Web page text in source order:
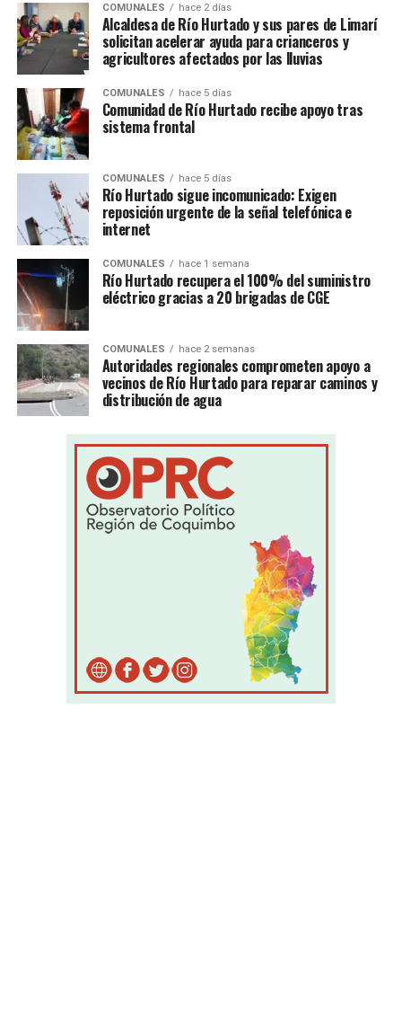
COMUNALES hace 2 días
Alcaldesa de Río Hurtado y sus pares de Limarí
solicitan acelerar ayuda para crianceros y
agricultores afectados por las lluvias
COMUNALES hace 5 días
Comunidad de Río Hurtado recibe apoyo tras
sistema frontal
COMUNALES hace 5 días
Río Hurtado sigue incomunicado: Exigen
reposición urgente de la señal telefónica e
internet
COMUNALES hace 1 semana
Río Hurtado recupera el 100% del suministro
eléctrico gracias a 20 brigadas de CGE
COMUNALES hace 2 semanas
Autoridades regionales comprometen apoyo a
vecinos de Río Hurtado para reparar caminos y
distribución de agua